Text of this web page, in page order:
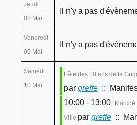
Jeudi
08 Mai
Il n'y a pas
Vendredi
09 Mai
Il n'y a pas
Samedi
10 Mai
Fête des 10 ans de la
par greffe::
10:00 - 13:00
Ville par greffe::